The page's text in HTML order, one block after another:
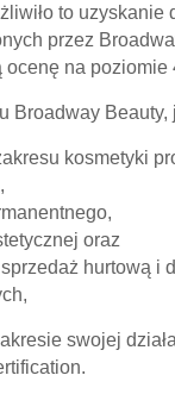
to
przez
na
Broadway
kosmetyki
oraz
hurtową i
swojej